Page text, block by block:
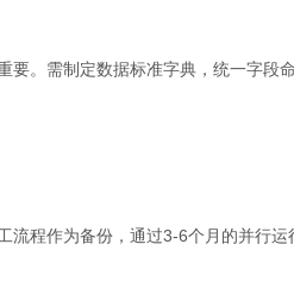
要。需制定数据标准字典，统一字
流程作为备份，通过3-6个月的并行